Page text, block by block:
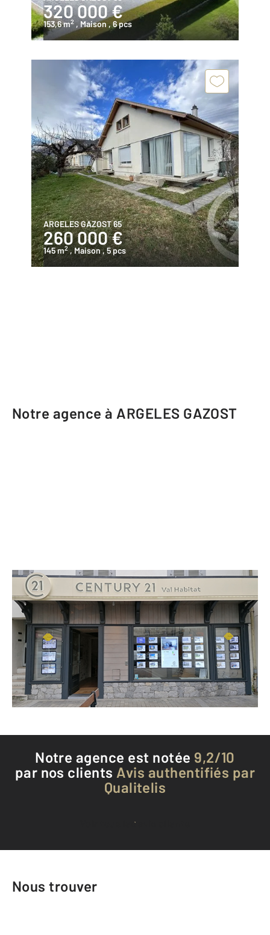
320 000 €
153,6 m2 , Maison , 6 pcs
ARGELES GAZOST 65
260 000 €
145 m2 , Maison, 5 pcs
Notre agence à ARGELES GAZOST
CENTURY 21 Val Habitat
20 rue Maréchal Foch BP 29
ARGELES GAZOST - 65400
Envoyer un message
Téléphoner à l'agence
Notre agence est notée 9,2/10
par nos clients Avis authentifiés par
Qualitelis
Voir tous les avis clients
Nous trouver